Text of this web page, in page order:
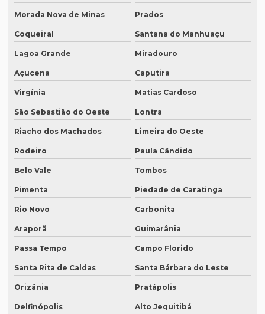
Qual o preço de uma tradução juramentada italiano?
Qual o valor de tradução por página?
Qual é o valor de um artigo científico
Quando eu preciso de uma tradução juramentada?
Quanto custa a diária tradução simultânea
Quanto custa a diária de um intérprete simultâneo
Quanto custa equipamento de tradução simultânea
Quanto custa para fazer uma tradução juramentada
Quanto custa tradução juramentada alemão
Quanto custa tradução juramentada espanhol
Quanto custa tradução juramentada ingles
Quanto custa tradução por palavra
Quanto custa a tradução de um manual técnico?
Morada Nova de Minas Prados
Coqueiral Santana do Manhuaçu
Lagoa Grande Miradouro
Açucena Caputira
Virgínia Matias Cardoso
São Sebastião do Oeste Lontra
Riacho dos Machados Limeira do Oeste
Rodeiro Paula Cândido
Belo Vale Tombos
Pimenta Piedade de Caratinga
Rio Novo Carbonita
Araporã Guimarânia
Passa Tempo Campo Florido
Santa Rita de Caldas Santa Bárbara do Leste
Orizânia Pratápolis
Delfinópolis Alto Jequitibá